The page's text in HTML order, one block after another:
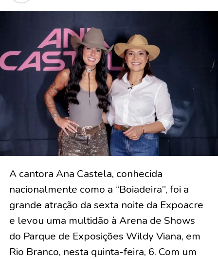
A cantora Ana Castela, conhecida
nacionalmente como a “Boiadeira”, foi a
grande atração da sexta noite da Expoacre
e levou uma multidão à Arena de Shows
do Parque de Exposições Wildy Viana, em
Rio Branco, nesta quinta-feira, 6. Com um